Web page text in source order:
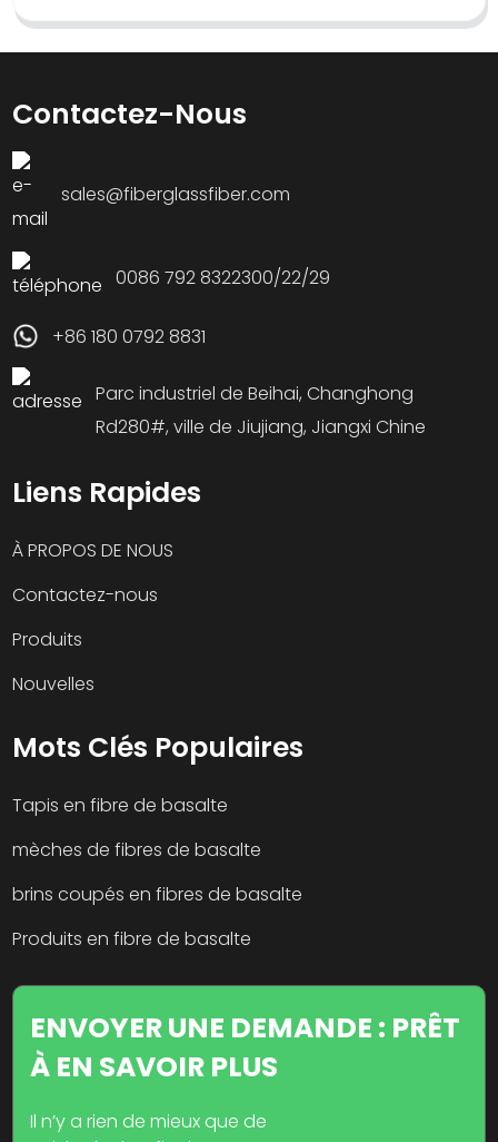
Contactez-Nous
sales@fiberglassfiber.com
0086 792 8322300/22/29
+86 180 0792 8831
Parc industriel de Beihai, Changhong
Rd280#, ville de Jiujiang, Jiangxi Chine
Liens Rapides
À PROPOS DE NOUS
Contactez-nous
Produits
Nouvelles
Mots Clés Populaires
Tapis en fibre de basalte
mèches de fibres de basalte
brins coupés en fibres de basalte
Produits en fibre de basalte
ENVOYER UNE DEMANDE : PRÊT
À EN SAVOIR PLUS
Il n’y a rien de mieux que de